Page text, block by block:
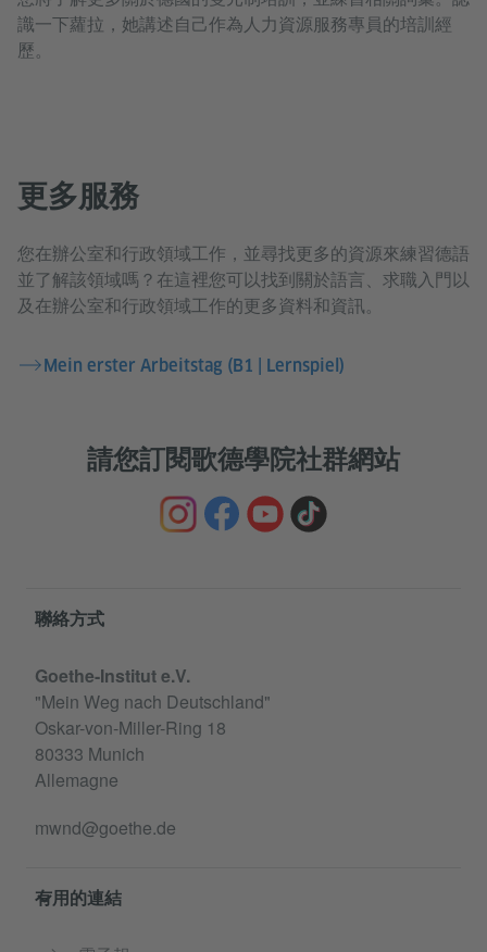
識一下蘿拉，她講述自己作為人力資源服務專員的培訓經
歷。
更多服務
您在辦公室和行政領域工作，並尋找更多的資源來練習德語
並了解該領域嗎？在這裡您可以找到關於語言、求職入門以
及在辦公室和行政領域工作的更多資料和資訊。
Mein erster Arbeitstag (B1 | Lernspiel)
請您訂閱歌德學院社群網站
Information and services
聯絡方式
Goethe-Institut e.V.
"Mein Weg nach Deutschland"
Oskar-von-Miller-Ring 18
80333 Munich
Allemagne
mwnd@goethe.de
有用的連結